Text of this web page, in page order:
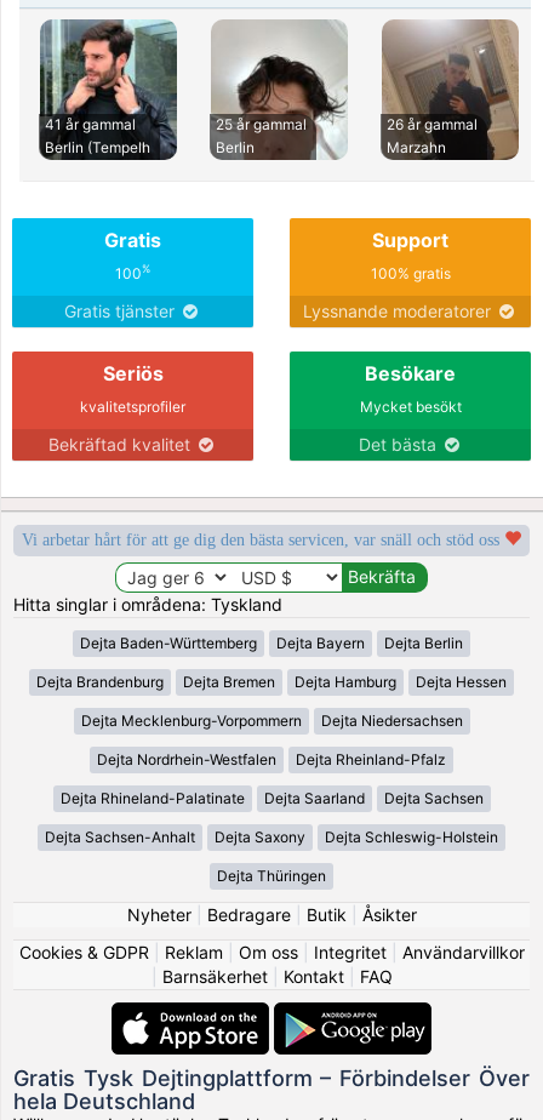
41 år gammal
Berlin (Tempelh
25 år gammal
Berlin
26 år gammal
Marzahn
Gratis
100%
Gratis tjänster
Support
100% gratis
Lyssnande moderatorer
Seriös
kvalitetsprofiler
Bekräftad kvalitet
Besökare
Mycket besökt
Det bästa
Vi arbetar hårt för att ge dig den bästa servicen, var snäll och stöd oss
Hitta singlar i områdena: Tyskland
Dejta Baden-Württemberg Dejta Bayern Dejta Berlin
Dejta Brandenburg Dejta Bremen Dejta Hamburg Dejta Hessen
Dejta Mecklenburg-Vorpommern Dejta Niedersachsen
Dejta Nordrhein-Westfalen Dejta Rheinland-Pfalz
Dejta Rhineland-Palatinate Dejta Saarland Dejta Sachsen
Dejta Sachsen-Anhalt Dejta Saxony Dejta Schleswig-Holstein
Dejta Thüringen
Nyheter| Bedragare| Butik
Åsikter
Cookies & GDPR
Reklam Om oss| Integritet| Användarvillkor
Barnsäkerhet| Kontakt| FAQ
Gratis Tysk Dejtingplattform – Förbindelser Över
hela Deutschland